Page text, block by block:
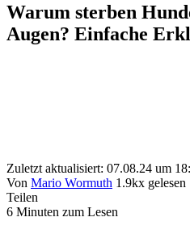
Warum sterben
Augen? Einfache
Zuletzt aktualisiert: 07.08.24 um
Von Mario Wormuth 1.9kx gelesen
Teilen
6 Minuten zum Lesen